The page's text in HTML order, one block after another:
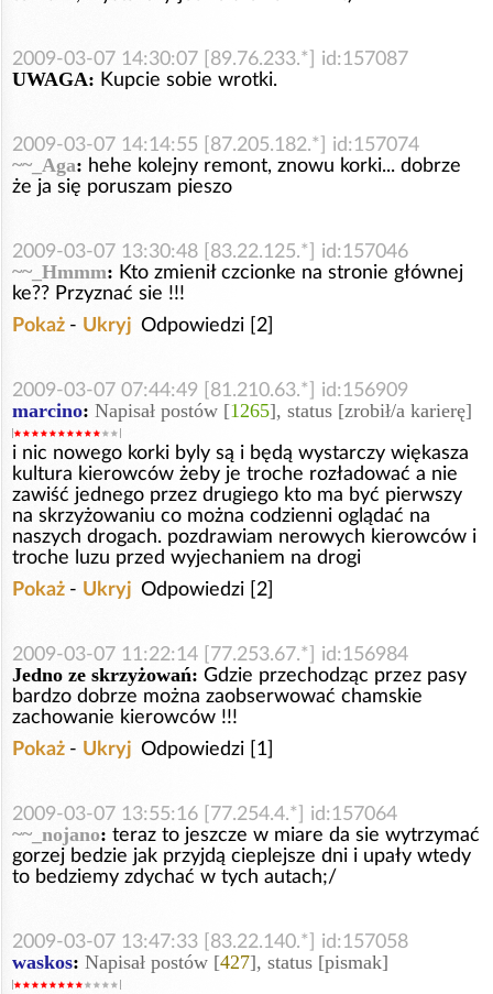
2009-03-07 14:30:07 [89.76.233.*] id:157087
UWAGA: Kupcie sobie wrotki.
2009-03-07 14:14:55 [87.205.182.*] id:157074
~~_Aga: hehe kolejny remont, znowu korki... dobrze
że ja się poruszam pieszo
2009-03-07 13:30:48 [83.22.125.*] id:157046
~~_Hmmm: Kto zmienił czcionke na stronie głównej
ke?? Przyznać sie !!!
Pokaż - Ukryj Odpowiedzi [2]
2009-03-07 07:44:49 [81.210.63.*] id:156909
marcino: Napisał postów [1265], status [zrobił/a karierę]
i nic nowego korki byly są i będą wystarczy więkasza
kultura kierowców żeby je troche rozładować a nie
zawiść jednego przez drugiego kto ma być pierwszy
na skrzyżowaniu co można codzienni oglądać na
naszych drogach. pozdrawiam nerowych kierowców i
troche luzu przed wyjechaniem na drogi
Pokaż - Ukryj Odpowiedzi [2]
2009-03-07 11:22:14 [77.253.67.*] id:156984
Jedno ze skrzyżowań: Gdzie przechodząc przez pasy
bardzo dobrze można zaobserwować chamskie
zachowanie kierowców !!!
Pokaż - Ukryj Odpowiedzi [1]
2009-03-07 13:55:16 [77.254.4.*] id:157064
~~_nojano: teraz to jeszcze w miare da sie wytrzymać
gorzej bedzie jak przyjdą cieplejsze dni i upały wtedy
to bedziemy zdychać w tych autach;/
2009-03-07 13:47:33 [83.22.140.*] id:157058
waskos: Napisał postów [427], status [pismak]